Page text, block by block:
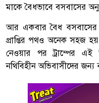
মাকে বৈধভাবে বসবাসের
আর একবার বৈধ বসবাসের
প্রাপ্তির পথও অনেক সহজ
নেওয়ার পর ট্রাম্পের এই
নথিবিহীন অভিবাসীদের জন্য